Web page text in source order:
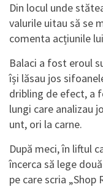
Din locul unde
valurile uitau să se
comenta acțiunile
Balaci a fost eroul
își lăsau jos
dribling de efect, a
lungi care analizau
unt, ori la carne.
După meci, în liftul
încerca să lege
pe care scria „Shop